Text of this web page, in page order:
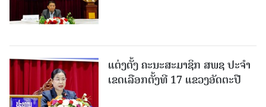
ແຕ່ງຕັ້ງ ຄະນະສະມາຊິກ ສພຊ ປະຈຳ
ເຂດເລືອກຕັ້ງທີ 17 ແຂວງອັດຕະປື